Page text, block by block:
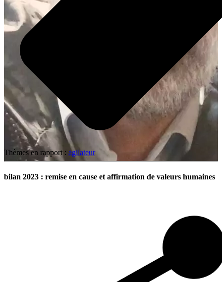
Thèmes en rapport : agilateur
bilan 2023 : remise en cause et affirmation de valeurs humaines